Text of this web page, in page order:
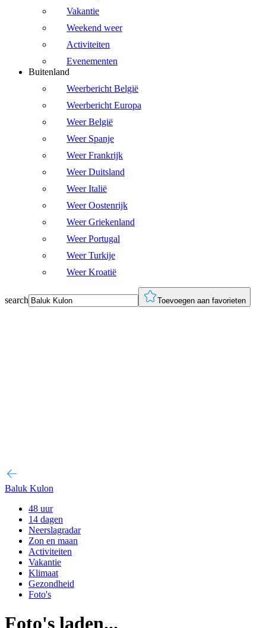
Vakantie
Weekend weer
Activiteiten
Evenementen
Buitenland
Weerbericht België
Weerbericht Europa
Weer België
Weer Spanje
Weer Frankrijk
Weer Duitsland
Weer Italië
Weer Oostenrijk
Weer Griekenland
Weer Portugal
Weer Turkije
Weer Kroatië
search Toevoegen aan favorieten
Baluk Kulon
48 uur
14 dagen
Neerslagradar
Zon en maan
Activiteiten
Vakantie
Klimaat
Gezondheid
Foto's
Foto's laden...